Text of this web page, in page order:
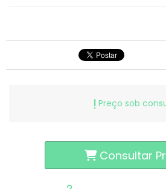
Preço sob
Consultar